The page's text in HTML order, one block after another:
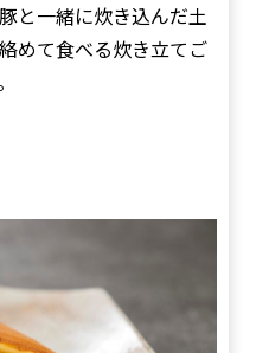
と一緒に炊き込んだ土
めて食べる炊き立てご